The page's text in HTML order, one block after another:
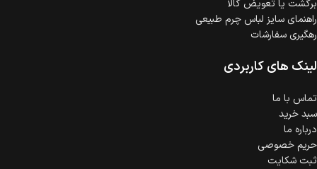
برگشت یا تعویض کالا
راهنمای سایز لباس چرم طبیعی
رهگیری سفارشات
لینک های کاربردی
تماس با ما
سبد خرید
درباره ما
حریم خصوصی
ثبت شکایت